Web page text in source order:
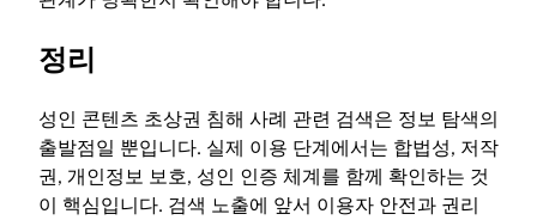
정리
성인 콘텐츠 초상권 침해 사례 관련 검색은 정보 탐색의
출발점일 뿐입니다. 실제 이용 단계에서는 합법성, 저작
권, 개인정보 보호, 성인 인증 체계를 함께 확인하는 것
이 핵심입니다. 검색 노출에 앞서 이용자 안전과 권리